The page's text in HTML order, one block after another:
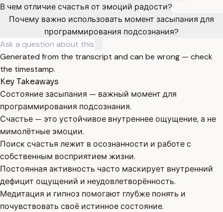
В чем отличие счастья от эмоций радости?
Почему важно использовать момент засыпания для
программирования подсознания?
Generated from the transcript and can be wrong — check
the timestamp.
Key Takeaways
Состояние засыпания — важный момент для
программирования подсознания.
Счастье — это устойчивое внутреннее ощущение, а не
мимолётные эмоции.
Поиск счастья лежит в осознанности и работе с
собственным восприятием жизни.
Постоянная активность часто маскирует внутренний
дефицит ощущений и неудовлетворённость.
Медитация и гипноз помогают глубже понять и
почувствовать своё истинное состояние.